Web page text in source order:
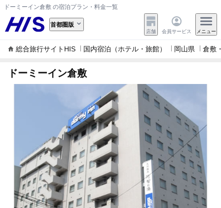
ドーミーイン倉敷 の宿泊プラン・料金一覧
首都圏版
店舗 会員サービス メニュー
総合旅行サイトHIS 国内宿泊（ホテル・旅館） 岡山県 倉敷
ドーミーイン倉敷